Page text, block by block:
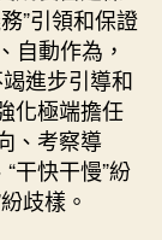
”引領和保證
自動作為，
進步引導和
化極端擔任
、考察導
干快干慢”紛
歧樣。